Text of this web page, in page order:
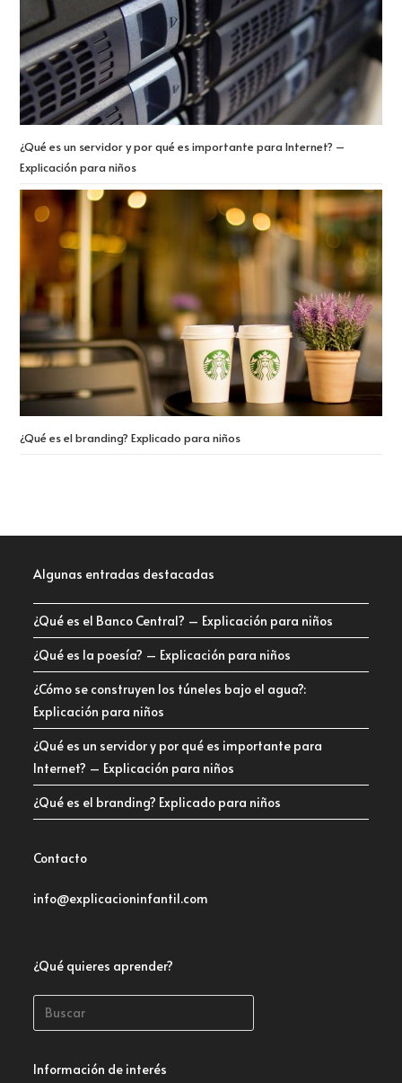
¿Qué es un servidor y por qué es importante para Internet? –
Explicación para niños
¿Qué es el branding? Explicado para niños
Algunas entradas destacadas
¿Qué es el Banco Central? – Explicación para niños
¿Qué es la poesía? – Explicación para niños
¿Cómo se construyen los túneles bajo el agua?:
Explicación para niños
¿Qué es un servidor y por qué es importante para
Internet? – Explicación para niños
¿Qué es el branding? Explicado para niños
Contacto
info@explicacioninfantil.com
¿Qué quieres aprender?
Información de interés